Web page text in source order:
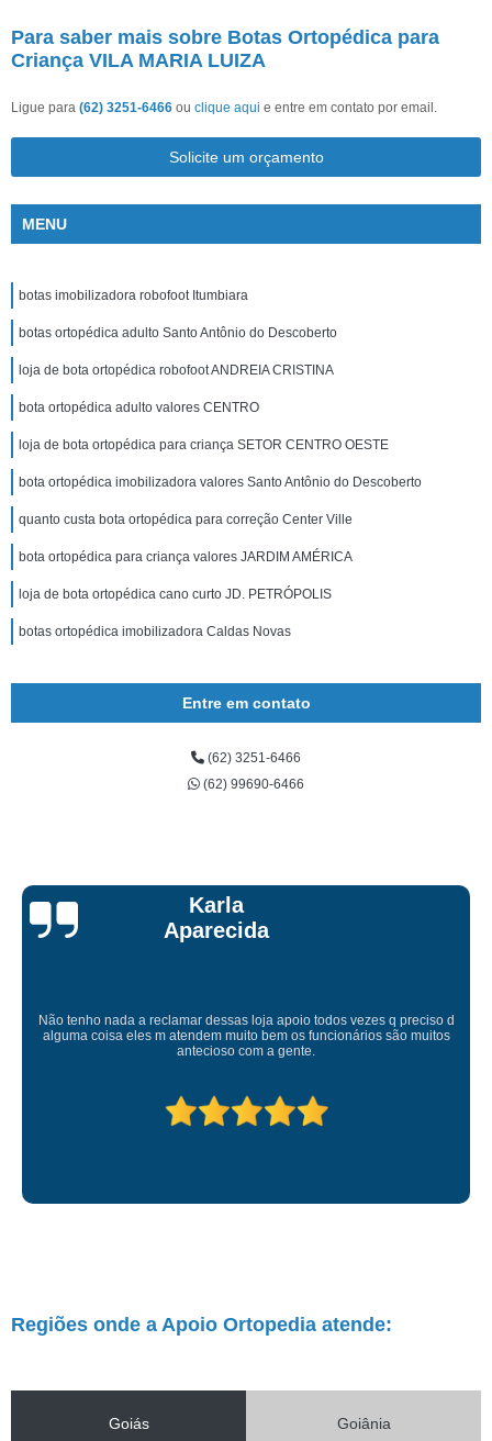
Para saber mais sobre Botas Ortopédica para
Criança VILA MARIA LUIZA
Ligue para (62) 3251-6466 ou clique aqui e entre em contato por email.
Solicite um orçamento
MENU
botas imobilizadora robofoot Itumbiara
botas ortopédica adulto Santo Antônio do Descoberto
loja de bota ortopédica robofoot ANDREIA CRISTINA
bota ortopédica adulto valores CENTRO
loja de bota ortopédica para criança SETOR CENTRO OESTE
bota ortopédica imobilizadora valores Santo Antônio do Descoberto
quanto custa bota ortopédica para correção Center Ville
bota ortopédica para criança valores JARDIM AMÉRICA
loja de bota ortopédica cano curto JD. PETRÓPOLIS
botas ortopédica imobilizadora Caldas Novas
Entre em contato
(62) 3251-6466
(62) 99690-6466
Talita Scarpini
Atendimento de primeira! Sempre muito atenciosos com a gente, Silvete tá
de parabéns pelo atendimento.
Regiões onde a Apoio Ortopedia atende:
Goiás Goiânia